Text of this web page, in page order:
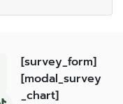
[survey_form]
[modal_survey
_chart]